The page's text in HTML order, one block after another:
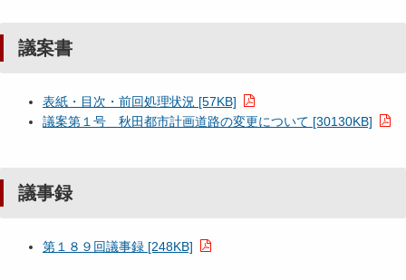
議案書
表紙・目次・前回処理状況 [57KB]
議案第１号 秋田都市計画道路の変更について [30130KB]
議事録
第１８９回議事録 [248KB]